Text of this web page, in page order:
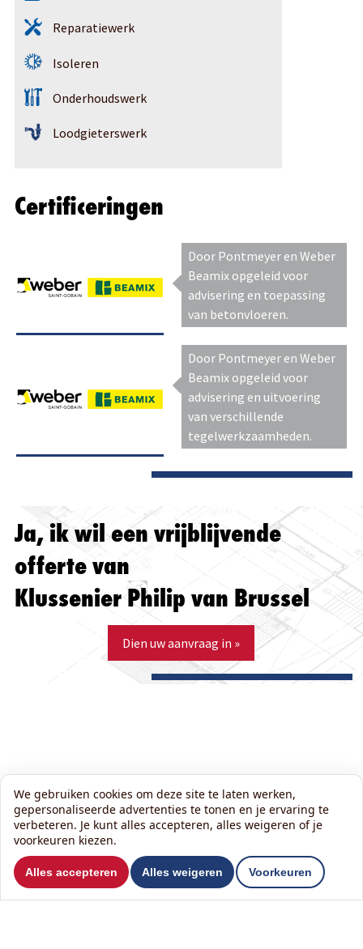
Reparatiewerk
Isoleren
Onderhoudswerk
Loodgieterswerk
Certificeringen
Door Pontmeyer en Weber
Beamix opgeleid voor
advisering en toepassing
van betonvloeren.
Door Pontmeyer en Weber
Beamix opgeleid voor
advisering en uitvoering
van verschillende
tegelwerkzaamheden.
Ja, ik wil een vrijblijvende
offerte van
Klussenier Philip van Brussel
Dien uw aanvraag in »
Wil je ons volgen?
Lees onze nieuwsbrief:
We gebruiken cookies om deze site te laten werken,
gepersonaliseerde advertenties te tonen en je ervaring te
verbeteren. Je kunt alles accepteren, alles weigeren of je
voorkeuren kiezen.
Alles accepteren Alles weigeren Voorkeuren